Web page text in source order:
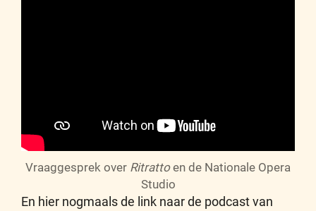
Vraaggesprek over Ritrattoen de Nationale Opera
Studio
En hier nogmaals de link naar de podcast van